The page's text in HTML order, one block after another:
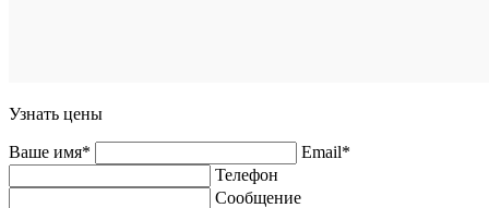
Узнать цены
Ваше имя*
Email*
Телефон
Сообщение